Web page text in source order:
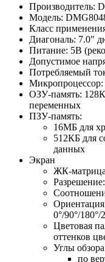
Производитель:
Модель:
Класс
Диагональ: 7.0"
Питание: 5В
Допустимое
Потребляемый
ОЗУ-память:
переменных
ПЗУ-память:
16МБ для
512КБ для
данных
Экран
ЖК-
0°/90°/180°/
Цветовая
оттенков
Углы обзора
по